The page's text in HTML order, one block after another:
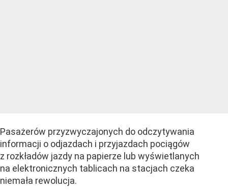
Pasażerów przyzwyczajonych do odczytywania
informacji o odjazdach i przyjazdach pociągów
z rozkładów jazdy na papierze lub wyświetlanych
na elektronicznych tablicach na stacjach czeka
niemała rewolucja.